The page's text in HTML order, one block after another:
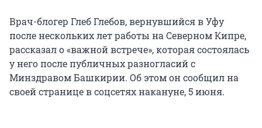
Врач-блогер Глеб Глебов, вернувшийся в Уфу
после нескольких лет работы на Северном Кипре,
рассказал о «важной встрече», которая состоялась
у него после публичных разногласий с
Минздравом Башкирии. Об этом он сообщил на
своей странице в соцсетях накануне, 5 июня.